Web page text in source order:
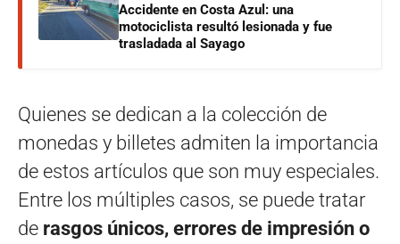
Accidente en Costa Azul: una
motociclista resultó lesionada y fue
trasladada al Sayago
Quienes se dedican a la colección de
monedas y billetes admiten la importancia
de estos artículos que son muy especiales.
Entre los múltiples casos, se puede tratar
de rasgos únicos, errores de impresión o